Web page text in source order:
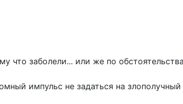
что заболели... или же по
импульс не задаться на